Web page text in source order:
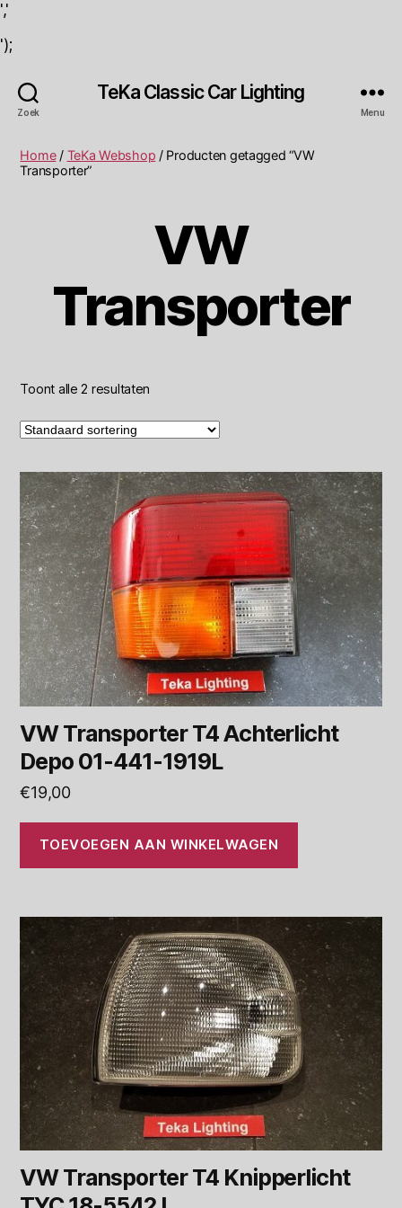
','
');
Zoek
TeKa Classic Car Lighting
Menu
Home/ TeKa Webshop / Producten getagged “VW
Transporter”
VW
Transporter
Toont alle 2 resultaten
VW Transporter T4 Achterlicht
Depo 01-441-1919L
€19,00
TOEVOEGEN AAN WINKELWAGEN
VW Transporter T4 Knipperlicht